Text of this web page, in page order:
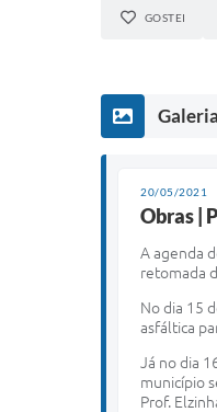
GOSTEI
20/05/2021
Obras |
A agenda
retomada
No dia 15
asfáltica
Já no dia
município
Prof.